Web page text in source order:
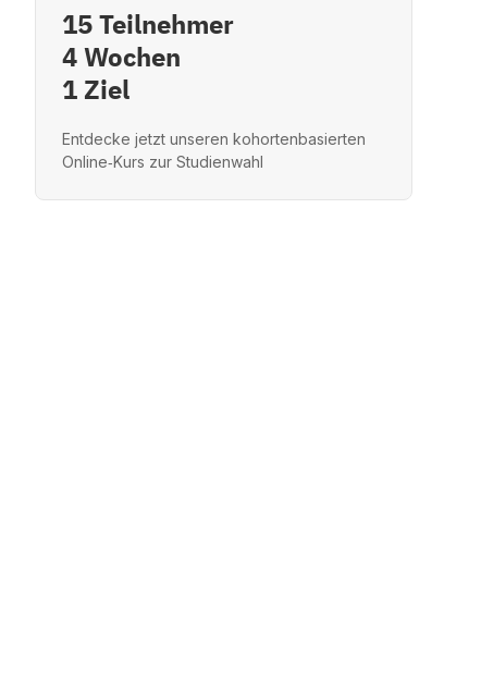
15 Teilnehmer
4 Wochen
1 Ziel
Entdecke jetzt unseren kohortenbasierten
Online‑Kurs zur Studienwahl